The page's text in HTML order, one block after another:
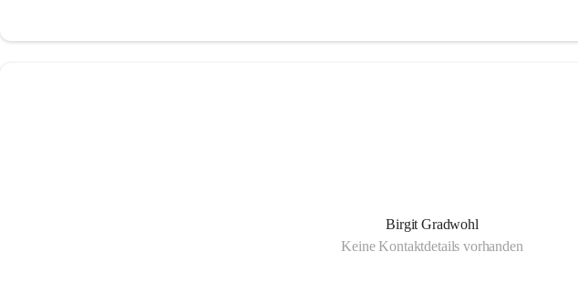
Birgit Gradwohl
Keine Kontaktdetails vorhanden